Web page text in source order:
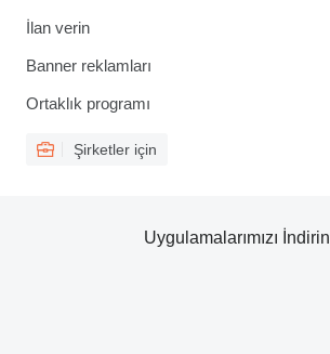
İlan verin
Banner reklamları
Ortaklık programı
Şirketler için
Uygulamalarımızı İndirin